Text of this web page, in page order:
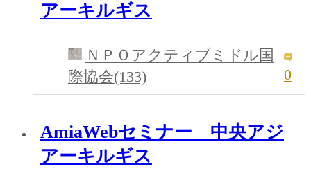
アーキルギス
ＮＰＯアクティブミドル国
際協会(133)
0
AmiaWebセミナー 中央アジ
アーキルギス